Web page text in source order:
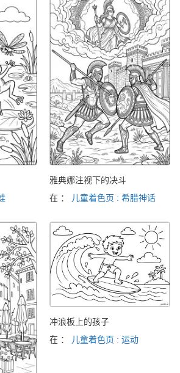
雅典娜注视下的决斗
在 ：
儿童着色页 : 希腊神话
冲浪板上的孩子
在 ：
儿童着色页 : 运动